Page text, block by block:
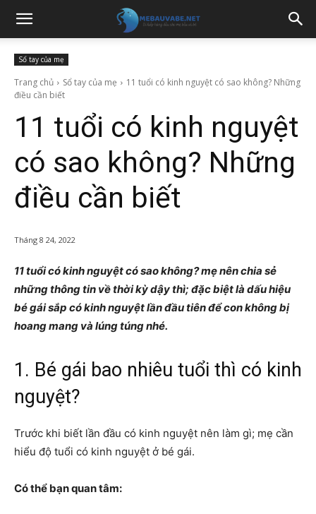
Sổ tay của mẹ
Trang chủ Sổ tay của mẹ
11 tuổi có kinh nguyệt có sao không? Những
điều cần biết
11 tuổi có kinh nguyệt
có sao không? Những
điều cần biết
Tháng 8 24, 2022
11 tuổi có kinh nguyệt có sao không? mẹ nên chia sẻ
những thông tin về thời kỳ dậy thì; đặc biệt là dấu hiệu
bé gái sắp có kinh nguyệt lần đầu tiên để con không bị
hoang mang và lúng túng nhé.
1. Bé gái bao nhiêu tuổi thì có kinh
nguyệt?
Trước khi biết lần đầu có kinh nguyệt nên làm gì; mẹ cần
hiểu độ tuổi có kinh nguyệt ở bé gái.
Có thể bạn quan tâm: